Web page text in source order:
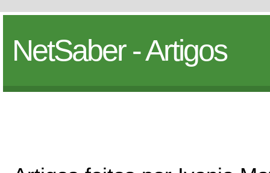
NetSaber - Artigos